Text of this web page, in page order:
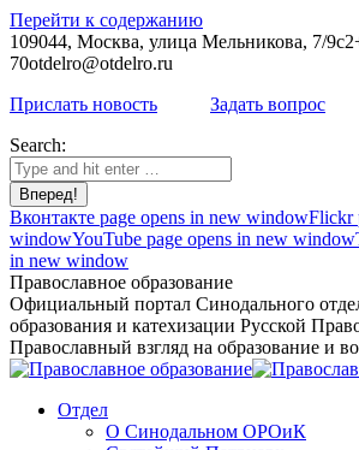
Перейти к содержанию
109044, Москва, улица Мельникова, 7/9с2
70otdelro@otdelro.ru
Прислать новость
Задать вопрос
Search:
Вконтакте page opens in new windowFlickr
windowYouTube page opens in new window
in new window
Православное образование
Официальный портал Синодального
образования и катехизации Русской
Православный взгляд на образование и
Отдел
О Синодальном ОРОиК